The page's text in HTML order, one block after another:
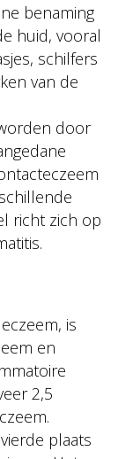
benaming
huid, vooral
schilfers
van de
door
richt zich op
is
en
2,5
plaats